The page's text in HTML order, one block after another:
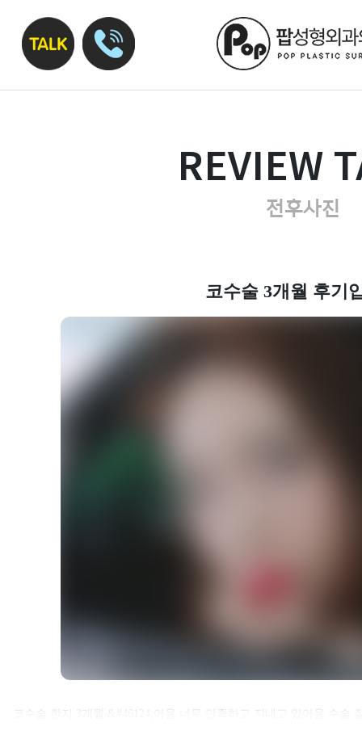
REVIEW
전후사진
코수술 3개월 후기
셀카후기 전체 내용은
코수술 한지 3개월 &#46124;어용 너무 만족하고 지내고 있어용 수술